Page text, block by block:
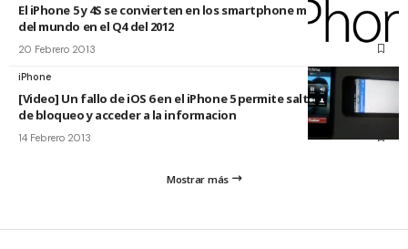
El iPhone 5 y 4S se convierten en los smartphone mas vendidos
del mundo en el Q4 del 2012
20 Febrero 2013
iPhone
[Video] Un fallo de iOS 6 en el iPhone 5 permite saltarse el codigo
de bloqueo y acceder a la informacion
14 Febrero 2013
Mostrar más